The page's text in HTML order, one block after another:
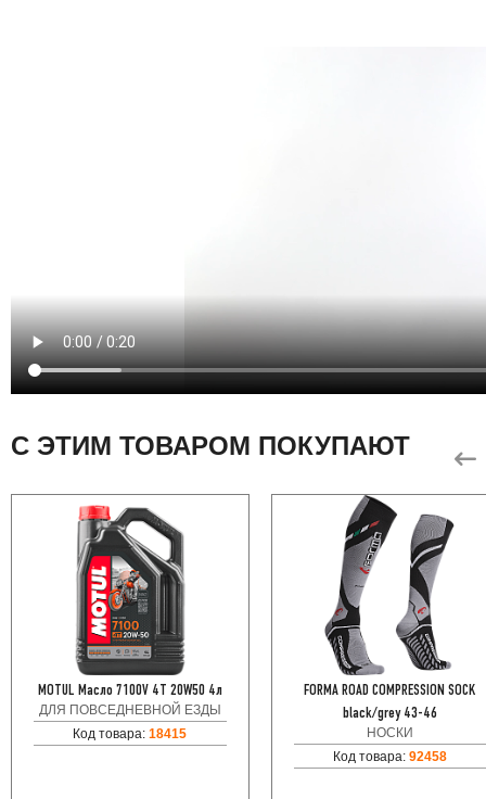
С ЭТИМ ТОВАРОМ ПОКУПАЮТ
MOTUL Масло 7100V 4T 20W50 4л
ДЛЯ ПОВСЕДНЕВНОЙ ЕЗДЫ
Код товара:18415
FORMA ROAD COMPRESSION SOCK
black/grey 43-46
НОСКИ
Код товара: 92458